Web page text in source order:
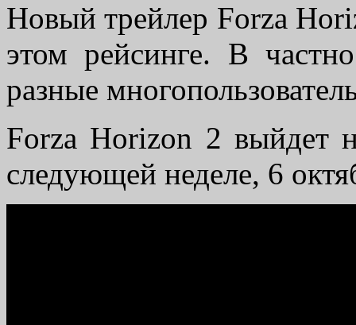
Новый трейлер Forza
этом рейсинге. В
разные
Forza Horizon 2 выйдет
следующей неделе, 6